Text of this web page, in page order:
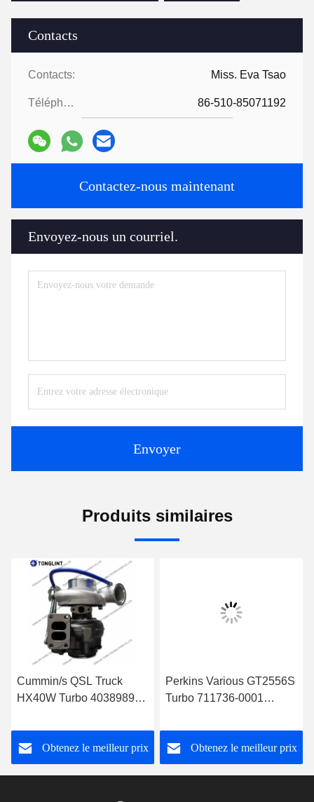
Contacts
Contacts: Miss. Eva Tsao
Téléphone: 86-510-85071192
Contactez-nous maintenant
Envoyez-nous un courriel.
Envoyer
Produits similaires
Cummin/s QSL Truck
HX40W Turbo 4038989
4046101 4089915 avec
moteur PESAGUS QSL
Obtenez le meilleur prix
Perkins Various GT2556S
Turbo 711736-0001
Turbocompresseur diesel
2674A404 2674A201
Obtenez le meilleur prix